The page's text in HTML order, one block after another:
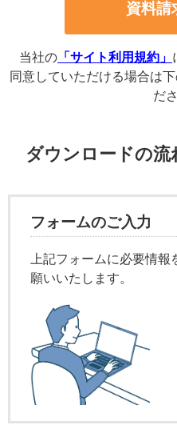
当社の 「サイト利用規約」
同意していただける場合は
だ
ダウンロードの流
フォームのご入力
上記フォームに必要情
願いいたします。